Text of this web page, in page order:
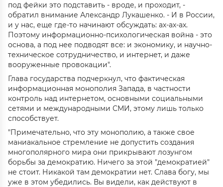
под фейки это подставить - вроде, и проходит, -
обратил внимание Александр Лукашенко. - И в России,
и у нас, еще где-то начинают обсуждать: ах-ах-ах.
Поэтому информационно-психологическая война - это
основа, а под нее подводят все: и экономику, и научно-
техническое сотрудничество, и интернет, и даже
вооруженные провокации".
Глава государства подчеркнул, что фактическая
информационная монополия Запада, в частности
контроль над интернетом, основными социальными
сетями и международными СМИ, этому лишь только
способствует.
"Примечательно, что эту монополию, а также свое
маниакальное стремление не допустить создания
многополярного мира они прикрывают лозунгом
борьбы за демократию. Ничего за этой "демократией"
не стоит. Никакой там демократии нет. Слава богу, мы
уже в этом убедились. Вы видели, как действуют в